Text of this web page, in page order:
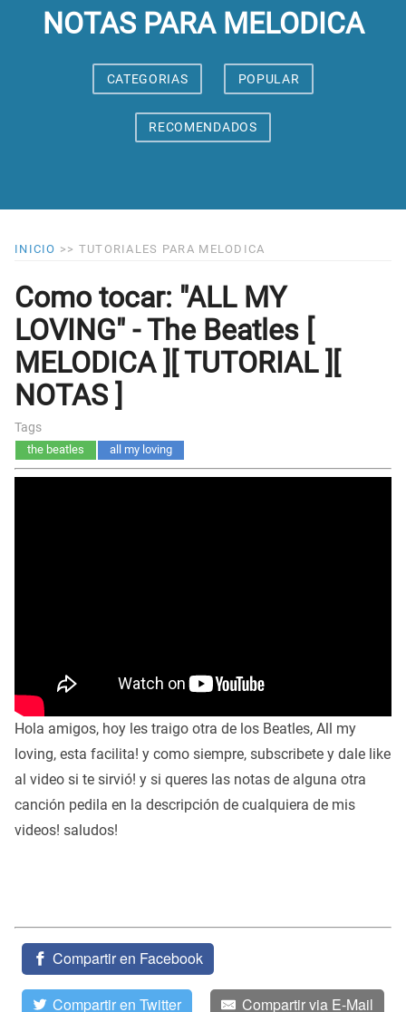
NOTAS PARA MELODICA
CATEGORIAS POPULAR
RECOMENDADOS
INICIO >> TUTORIALES PARA MELODICA
Como tocar: "ALL MY
LOVING" - The Beatles [
MELODICA ][ TUTORIAL ][
NOTAS ]
Tags
the beatles all my loving
Hola amigos, hoy les traigo otra de los Beatles, All my
loving, esta facilita! y como siempre, subscribete y dale like
al video si te sirvió! y si queres las notas de alguna otra
canción pedila en la descripción de cualquiera de mis
videos! saludos!
Compartir en Facebook
Compartir en Twitter Compartir via E-Mail